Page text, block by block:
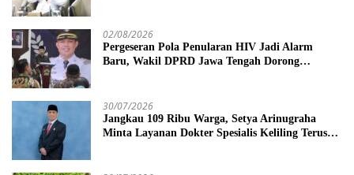
02/08/2026
Pergeseran Pola Penularan HIV Jadi Alarm
Baru, Wakil DPRD Jawa Tengah Dorong
30/07/2026
Jangkau 109 Ribu Warga, Setya Arinugraha
Minta Layanan Dokter Spesialis Keliling Terus